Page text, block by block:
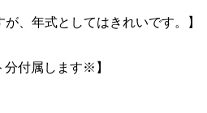
、年式としてはきれいです。】
付属します※】